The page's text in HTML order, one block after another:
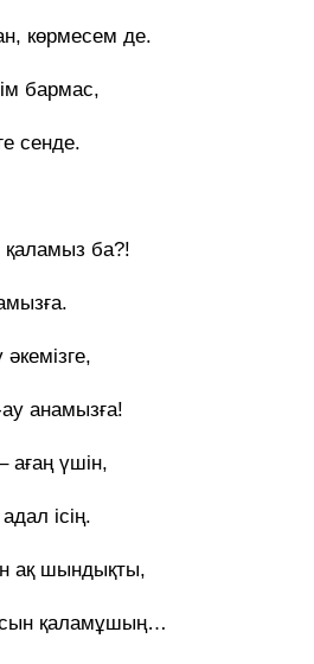
көрмесем де.
бармас,
сенде.
ба?!
анамызға!
ағаң үшін,
ісің.
ақ шындықты,
қаламұшың…